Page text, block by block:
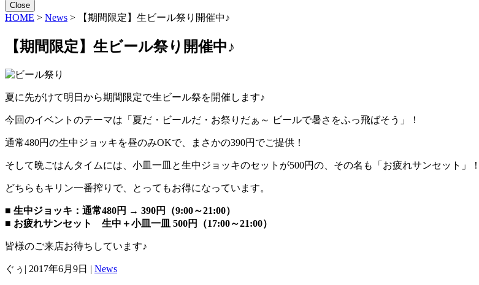
Close
HOME > News > 【期間限定】生ビール祭り開催中♪
【期間限定】生ビール祭り開催中♪
夏に先がけて明日から期間限定で生ビール祭を開催します♪
今回のイベントのテーマは「夏だ・ビールだ・お祭りだぁ～ ビールで暑さをふっ飛ばそう」！
通常480円の生中ジョッキを昼のみOKで、まさかの390円でご提供！
そして晩ごはんタイムには、小皿一皿と生中ジョッキのセットが500円の、その名も「お疲れサンセット」！
どちらもキリン一番搾りで、とってもお得になっています。
■ 生中ジョッキ：通常480円 → 390円（9:00～21:00）
■ お疲れサンセット 生中＋小皿一皿 500円（17:00～21:00）
皆様のご来店お待ちしています♪
ぐぅ | 2017年6月9日 | News